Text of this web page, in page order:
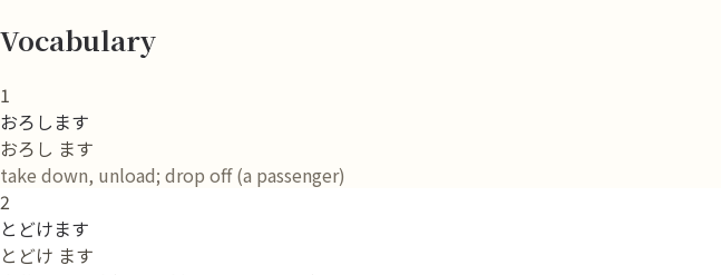
Vocabulary
1
おろします
おろし ます
take down, unload; drop off (a passenger)
2
とどけます
とどけ ます